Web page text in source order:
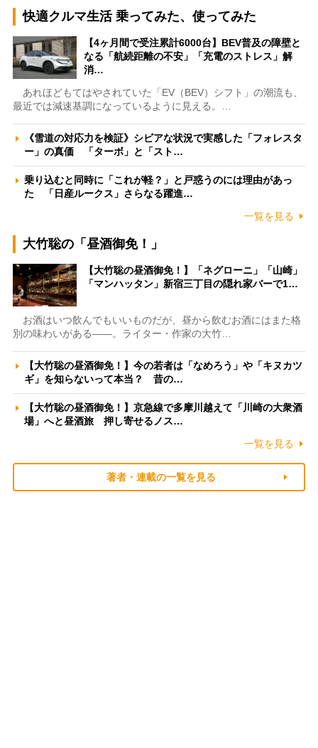
快適クルマ生活 乗ってみた、使ってみた
【4ヶ月間で受注累計6000台】BEV普及の障壁と
なる「航続距離の不安」「充電のストレス」解
消…
あれほどもてはやされていた「EV（BEV）シフト」の潮流も、
最近では減速基調になっているように見える。…
《雪道の対応力を検証》シビアな状況で実感した「フォレスタ
ー」の真価 「ターボ」と「スト…
乗り込むと同時に「これが軽？」と戸惑うのには理由があっ
た 「日産ルークス」さらなる躍進…
一覧を見る
大竹聡の「昼酒御免！」
【大竹聡の昼酒御免！】「ネグローニ」「山崎」
「マンハッタン」新宿三丁目の隠れ家バーで1…
お酒はいつ飲んでもいいものだが、昼から飲むお酒にはまた格
別の味わいがある――。ライター・作家の大竹…
【大竹聡の昼酒御免！】今の若者は「なめろう」や「キヌカツ
ギ」を知らないって本当？ 昔の…
【大竹聡の昼酒御免！】京急線で多摩川越えて「川崎の大衆酒
場」へと昼酒旅 押し寄せるノス…
一覧を見る
著者・連載の一覧を見る